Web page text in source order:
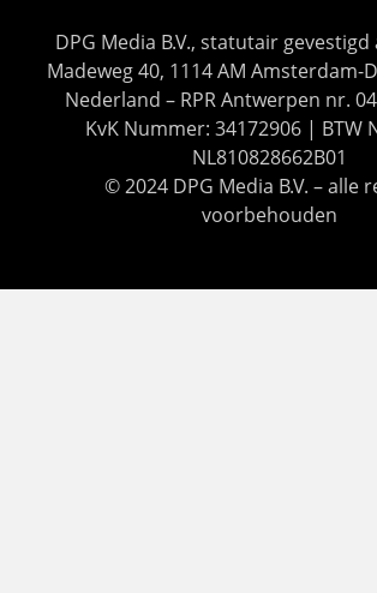
DPG Media B.V., statutair
Madeweg 40, 1114 AM Amsterdam-
Nederland – RPR Antwerpen nr.
KvK Nummer: 34172906 | BTW
NL810828662B01
© 2024 DPG Media B.V. – alle
voorbehouden